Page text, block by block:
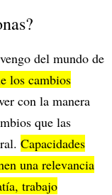
del mundo de
los cambios
con la manera
que las
Capacidades
una relevancia
trabajo